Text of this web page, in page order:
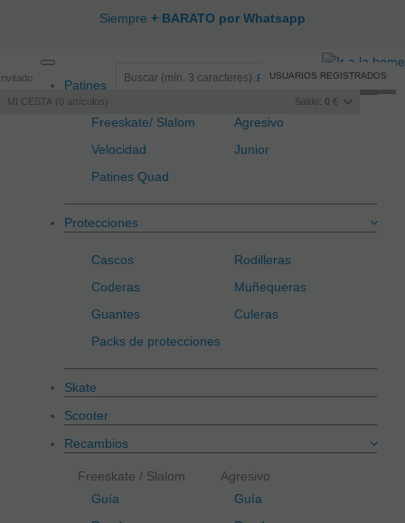
Siempre + BARATO por Whatsapp
Registro/Iniciar sesión
MI CESTA 0 artículos Saldo: 0 €
USUARIOS REGISTRADOS
navigation
Patines
Freeskate/ Slalom
Agresivo
Velocidad
Junior
Patines Quad
Protecciones
Cascos
Rodilleras
Coderas
Muñequeras
Guantes
Culeras
Packs de protecciones
Skate
Scooter
Recambios
Freeskate / Slalom
Guía
Agresivo
Guía